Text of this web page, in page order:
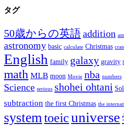
タグ
50歳からの英語addition
astronomy basic calculate Christmas
English family galaxy gravity
math MLB moon Movie nba numbers
Science serious shohei ohtani
subtraction the first Christmas the
systemtoeicuniverse